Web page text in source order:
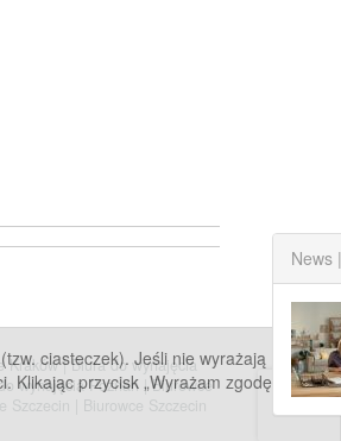
ciasteczek). Jeśli nie wyrażają
przycisk „Wyrażam zgodę”
Kraków|Biura do wynajęcia
wynajęcia Poznań |Biurowce
Szczecin Biurowce Szczecin